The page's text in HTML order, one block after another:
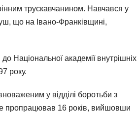
трускавчанином. Навчався у
що на Івано-Франківщині,
Національної академії внутрішніх
року.
у відділі боротьби з
пропрацював 16 років, вийшовши